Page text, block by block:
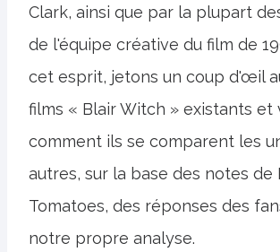
Clark, ainsi que par la plupart
de l'équipe créative du film de
cet esprit, jetons un coup d'œil
films « Blair Witch » existants et
comment ils se comparent les
autres, sur la base des notes de
Tomatoes, des réponses des
notre propre analyse.